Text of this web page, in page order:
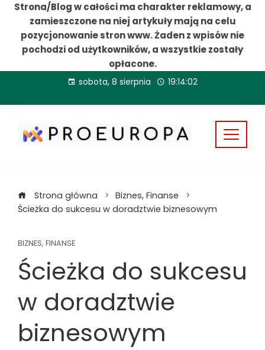
Strona/Blog w całości ma charakter reklamowy, a
zamieszczone na niej artykuły mają na celu
pozycjonowanie stron www. Żaden z wpisów nie
pochodzi od użytkowników, a wszystkie zostały
opłacone.
treści
sobota, 8 sierpnia 19:14:03
Strona główna
Biznes, Finanse
Ścieżka do sukcesu w doradztwie biznesowym
BIZNES, FINANSE
Ścieżka do sukcesu
w doradztwie
biznesowym